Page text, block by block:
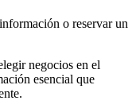
o reservar un
negocios en el
esencial que